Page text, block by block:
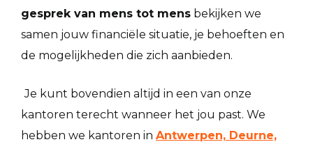
gesprek van mens tot mens bekijken we
samen jouw financiële situatie, je behoeften en
de mogelijkheden die zich aanbieden.
Je kunt bovendien altijd in een van onze
kantoren terecht wanneer het jou past. We
hebben we kantoren in Antwerpen, Deurne,